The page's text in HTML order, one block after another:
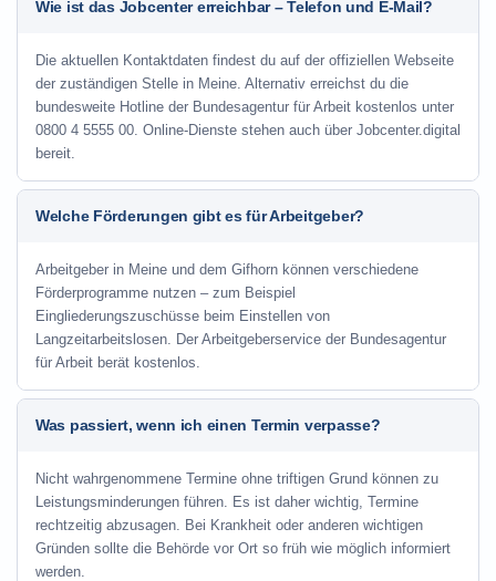
Wie ist das Jobcenter erreichbar – Telefon und E-Mail?
Die aktuellen Kontaktdaten findest du auf der offiziellen Webseite
der zuständigen Stelle in Meine. Alternativ erreichst du die
bundesweite Hotline der Bundesagentur für Arbeit kostenlos unter
0800 4 5555 00. Online-Dienste stehen auch über Jobcenter.digital
bereit.
Welche Förderungen gibt es für Arbeitgeber?
Arbeitgeber in Meine und dem Gifhorn können verschiedene
Förderprogramme nutzen – zum Beispiel
Eingliederungszuschüsse beim Einstellen von
Langzeitarbeitslosen. Der Arbeitgeberservice der Bundesagentur
für Arbeit berät kostenlos.
Was passiert, wenn ich einen Termin verpasse?
Nicht wahrgenommene Termine ohne triftigen Grund können zu
Leistungsminderungen führen. Es ist daher wichtig, Termine
rechtzeitig abzusagen. Bei Krankheit oder anderen wichtigen
Gründen sollte die Behörde vor Ort so früh wie möglich informiert
werden.